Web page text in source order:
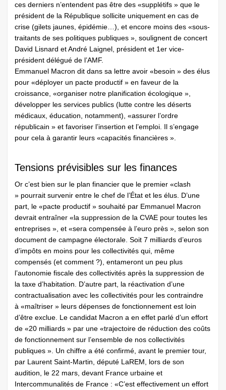
ces derniers n’entendent pas être des «supplétifs » que le
président de la République sollicite uniquement en cas de
crise (gilets jaunes, épidémie…), et encore moins des «sous-
traitants de ses politiques publiques », soulignent de concert
David Lisnard et André Laignel, président et 1er vice-
président délégué de l’AMF.
Emmanuel Macron dit dans sa lettre avoir «besoin » des élus
pour «déployer un pacte productif » en faveur de la
croissance, «organiser notre planification écologique »,
développer les services publics (lutte contre les déserts
médicaux, éducation, notamment), «assurer l’ordre
républicain » et favoriser l’insertion et l’emploi. Il s’engage
pour cela à garantir leurs «capacités financières ».
Tensions prévisibles sur les finances
Or c’est bien sur le plan financier que le premier «clash
» pourrait survenir entre le chef de l’État et les élus. D’une
part, le «pacte productif » souhaité par Emmanuel Macron
devrait entraîner «la suppression de la CVAE pour toutes les
entreprises », et «sera compensée à l’euro près », selon son
document de campagne électorale. Soit 7 milliards d’euros
d’impôts en moins pour les collectivités qui, même
compensés (et comment ?), entameront un peu plus
l’autonomie fiscale des collectivités après la suppression de
la taxe d’habitation. D’autre part, la réactivation d’une
contractualisation avec les collectivités pour les contraindre
à «maîtriser » leurs dépenses de fonctionnement est loin
d’être exclue. Le candidat Macron a en effet parlé d’un effort
de «20 milliards » par une «trajectoire de réduction des coûts
de fonctionnement sur l’ensemble de nos collectivités
publiques ». Un chiffre a été confirmé, avant le premier tour,
par Laurent Saint-Martin, député LaREM, lors de son
audition, le 22 mars, devant France urbaine et
Intercommunalités de France : «C’est effectivement un effort